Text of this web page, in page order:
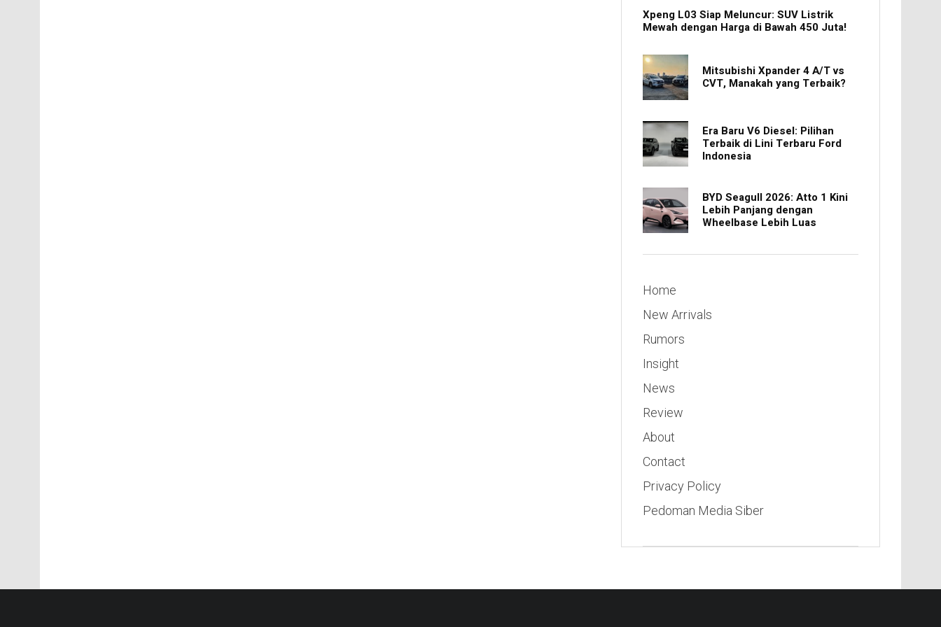
Xpeng L03 Siap Meluncur: SUV Listrik
Mewah dengan Harga di Bawah 450 Juta!
Mitsubishi Xpander 4 A/T vs
CVT, Manakah yang Terbaik?
Era Baru V6 Diesel: Pilihan
Terbaik di Lini Terbaru Ford
Indonesia
BYD Seagull 2026: Atto 1 Kini
Lebih Panjang dengan
Wheelbase Lebih Luas
Home
New Arrivals
Rumors
Insight
News
Review
About
Contact
Privacy Policy
Pedoman Media Siber